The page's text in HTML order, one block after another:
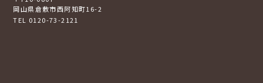
岡山県倉敷市西阿知町16-2
TEL 0120-73-2121